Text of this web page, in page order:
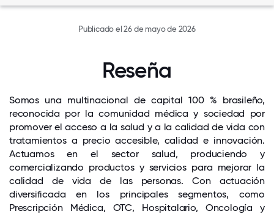
Publicado el 26 de mayo de 2026
Reseña
Somos una multinacional de capital 100 % brasileño,
reconocida por la comunidad médica y sociedad por
promover el acceso a la salud y a la calidad de vida con
tratamientos a precio accesible, calidad e innovación.
Actuamos en el sector salud, produciendo y
comercializando productos y servicios para mejorar la
calidad de vida de las personas. Con actuación
diversificada en los principales segmentos, como
Prescripción Médica, OTC, Hospitalario, Oncología y